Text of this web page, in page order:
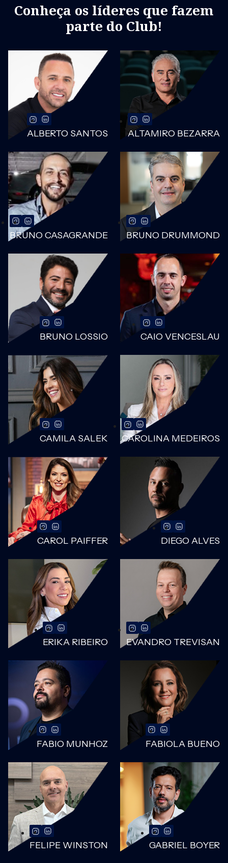
Conheça os líderes que fazem
parte do Club!
ALBERTO SANTOS ALTAMIRO BEZARRA
BRUNO CASAGRANDE BRUNO DRUMMOND
BRUNO LOSSIO CAIO VENCESLAU
CAMILA SALEK CAROLINA MEDEIROS
CAROL PAIFFER DIEGO ALVES
ERIKA RIBEIRO EVANDRO TREVISAN
FABIO MUNHOZ FABIOLA BUENO
FELIPE WINSTON GABRIEL BOYER